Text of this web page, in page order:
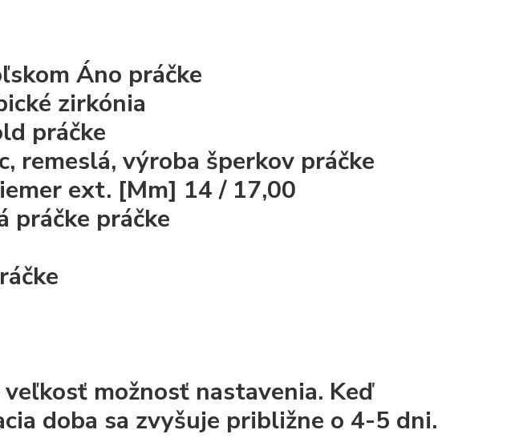
Áno práčke
zirkónia
práčke
remeslá, výroba šperkov práčke
ext. [Mm] 14 / 17,00
práčke práčke
možnosť nastavenia. Keď
doba sa zvyšuje približne o 4-5 dni.